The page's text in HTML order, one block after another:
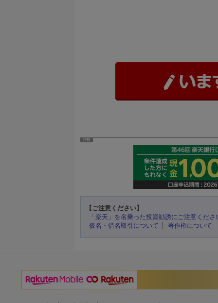
PR
【ご注意ください】
「楽天」を名乗った投資勧誘にご注意くださ
仮名・借名取引について
著作権について